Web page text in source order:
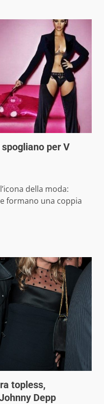
per V
della moda:
formano una coppia
topless,
Depp